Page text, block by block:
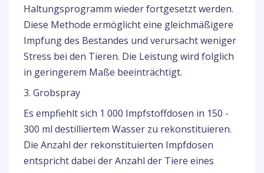
Haltungsprogramm wieder fortgesetzt werden.
Diese Methode ermöglicht eine gleichmäßigere
Impfung des Bestandes und verursacht weniger
Stress bei den Tieren. Die Leistung wird folglich
in geringerem Maße beeinträchtigt.
3. Grobspray
Es empfiehlt sich 1 000 Impfstoffdosen in 150 -
300 ml destilliertem Wasser zu rekonstituieren.
Die Anzahl der rekonstituierten Impfdosen
entspricht dabei der Anzahl der Tiere eines